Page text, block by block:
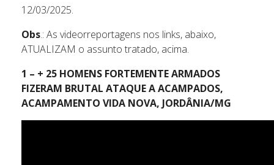
12/03/2025.
Obs.: As videorreportagens nos links, abaixo,
ATUALIZAM o assunto tratado, acima.
1 – + 25 HOMENS FORTEMENTE ARMADOS
FIZERAM BRUTAL ATAQUE A ACAMPADOS,
ACAMPAMENTO VIDA NOVA, JORDÂNIA/MG